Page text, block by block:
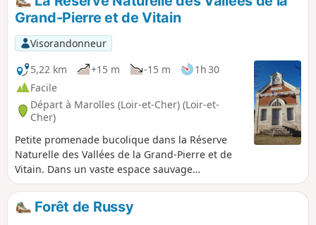
boisés qui surplombent la vallée de
pentes plus ou moins abruptes.
Plusieurs moulins viennent ponctuer le
cours de la rivière et en renforcer la
présence.
Grand-Pierre et de Vitain
Visorandonneur
5,22 km
+15 m -15 m
1h 30
Facile
Départ à Marolles (Loir-et-Cher) (Loir-et-
Cher)
Petite promenade bucolique dans la Réserve
Naturelle des Vallées de la Grand-Pierre et de
Vitain. Dans un vaste espace sauvage
légèrement boisé, l'itinéraire s'ouvre sur un
riche patrimoine naturel et archéologique.
Forêt de Russy